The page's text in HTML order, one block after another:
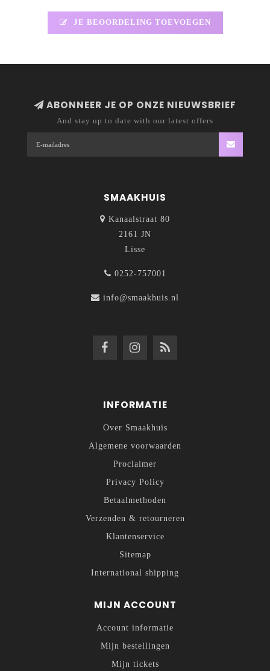
JE BEOORDELING TOEVOEGEN
ABONNEER JE OP ONZE NIEUWSBRIEF
And stay up to date with our latest offers
SMAAKHUIS
Kanaalstraat 80
2161 JN
Lisse
0252-757001
info@smaakhuis.nl
INFORMATIE
Over Smaakhuis
Algemene voorwaarden
Proclaimer
Privacy Policy
Betaalmethoden
Verzenden & retourneren
Klantenservice
Sitemap
International shipping
MIJN ACCOUNT
Account informatie
Mijn bestellingen
Mijn tickets